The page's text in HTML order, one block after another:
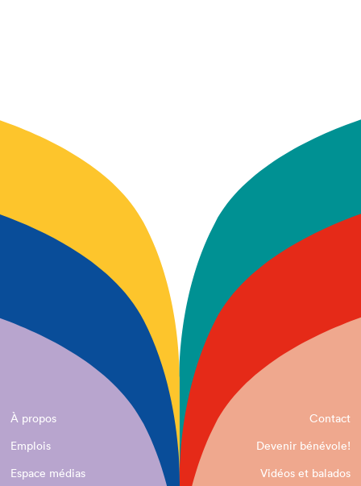
À propos
Contact
Emplois
Devenir bénévole!
Espace médias
Vidéos et balados